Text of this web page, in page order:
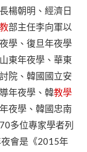
楊朝明、經濟日
部主任李向軍以
學、復旦年夜學
東年夜學、華東
院、韓國國立安
年夜學、韓教學
夜學、韓國忠南
多位專家學者列
會是《2015年